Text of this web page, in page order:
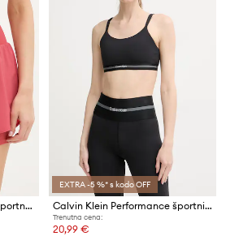
Calvin Klein Performance športne kratke hlače ženske
EXTRA -5 %* s kodo OFF
Calvin Klein Performance športni nedrček
Trenutna cena:
20,99 €